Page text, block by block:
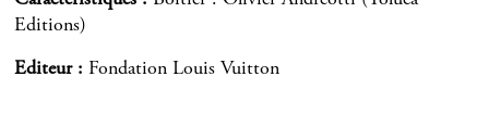
Editions)
Editeur
Fondation Louis Vuitton